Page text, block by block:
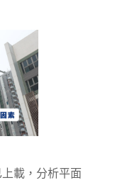
上載，分析平面